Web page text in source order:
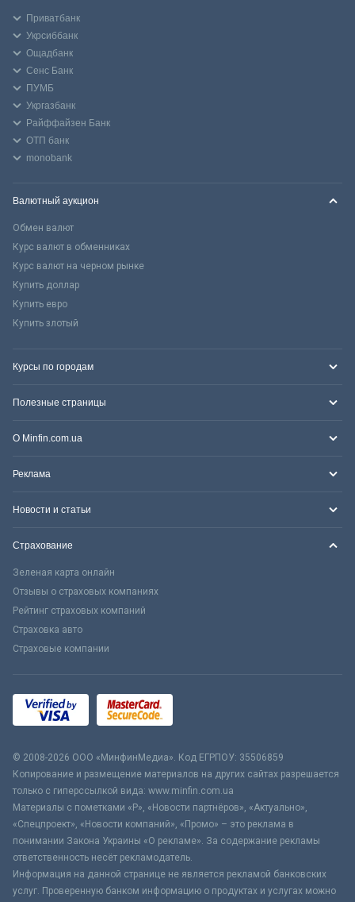
Приватбанк
Укрсиббанк
Ощадбанк
Сенс Банк
ПУМБ
Укргазбанк
Райффайзен Банк
ОТП банк
monobank
Валютный аукцион
Обмен валют
Курс валют в обменниках
Курс валют на черном рынке
Купить доллар
Купить евро
Купить злотый
Курсы по городам
Полезные страницы
О Minfin.com.ua
Реклама
Новости и статьи
Страхование
Зеленая карта онлайн
Отзывы о страховых компаниях
Рейтинг страховых компаний
Страховка авто
Страховые компании
© 2008-2026 ООО «МинфинМедиа». Код ЕГРПОУ: 35506859
Копирование и размещение материалов на других сайтах разрешается
только с гиперссылкой вида: www.minfin.com.ua
Материалы с пометками «Р», «Новости партнёров», «Актуально»,
«Спецпроект», «Новости компаний», «Промо» – это реклама в
понимании Закона Украины «О рекламе». За содержание рекламы
ответственность несёт рекламодатель.
Информация на данной странице не является рекламой банковских
услуг. Проверенную банком информацию о продуктах и услугах можно